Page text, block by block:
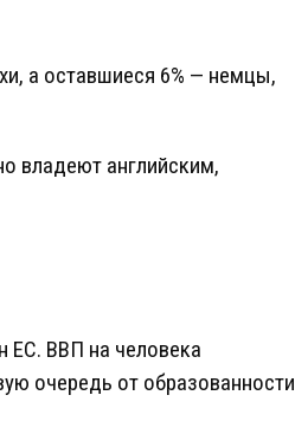
а оставшиеся 6% — немцы,
владеют английским,
ЕС. ВВП на человека
очередь от образованности